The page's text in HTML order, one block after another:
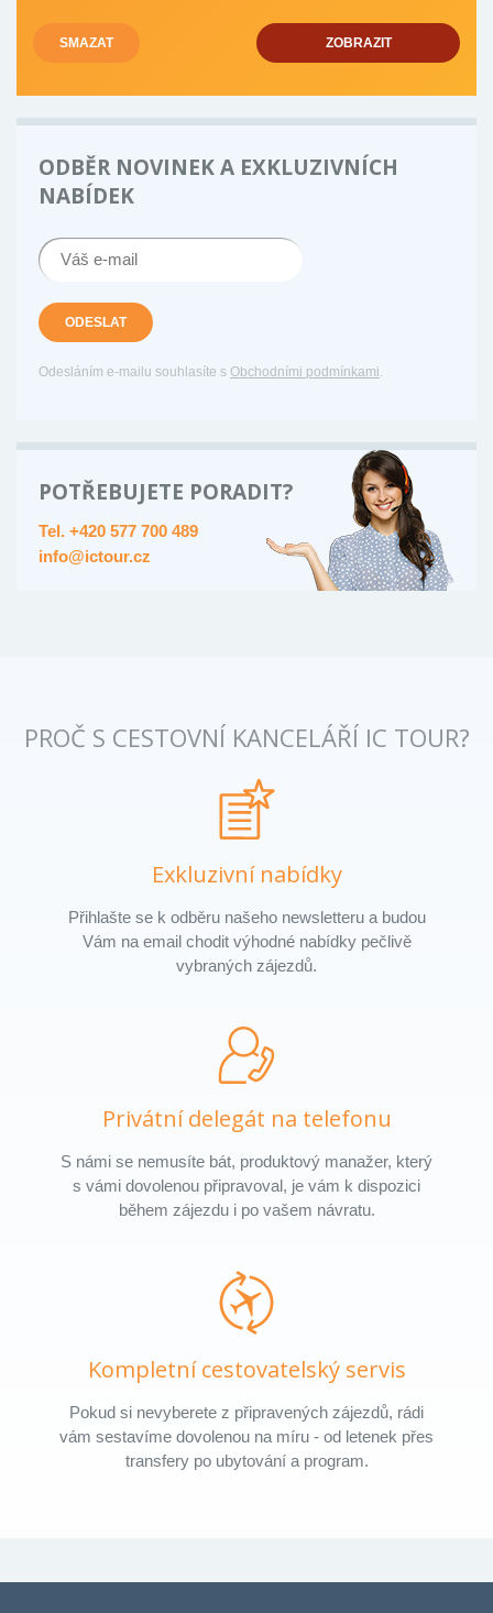
SMAZAT ZOBRAZIT
ODBĚR NOVINEK A EXKLUZIVNÍCH
NABÍDEK
ODESLAT
Odesláním e-mailu souhlasíte s Obchodními podmínkami.
POTŘEBUJETE PORADIT?
Tel. +420 577 700 489
info@ictour.cz
PROČ S CESTOVNÍ KANCELÁŘÍ IC TOUR?
Exkluzivní nabídky
Přihlašte se k odběru našeho newsletteru a budou
Vám na email chodit výhodné nabídky pečlivě
vybraných zájezdů.
Privátní delegát na telefonu
S námi se nemusíte bát, produktový manažer, který
s vámi dovolenou připravoval, je vám k dispozici
během zájezdu i po vašem návratu.
Kompletní cestovatelský servis
Pokud si nevyberete z připravených zájezdů, rádi
vám sestavíme dovolenou na míru - od letenek přes
transfery po ubytování a program.